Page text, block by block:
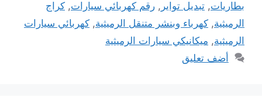
بطاريات, تبديل تواير , رقم كهربائي سيارات, كراج
الرميثية, كهرباء وبنشر متنقل الرميثية, كهربائي سيارات
الرميثية, ميكانيكي سيارات الرميثية
أضف تعليق